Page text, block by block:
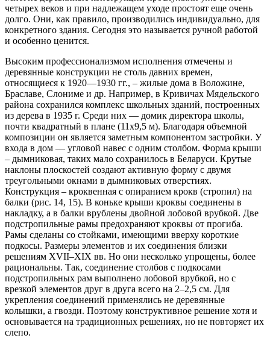
четырех веков и при надлежащем уходе простоят еще очень
долго. Они, как правило, производились индивидуально, для
конкретного здания. Сегодня это называется ручной работой
и особенно ценится.
Высоким профессионализмом исполнения отмечены и
деревянные конструкции не столь давних времен,
относящиеся к 1920—1930 гг., – жилые дома в Воложине,
Браславе, Слониме и др. Например, в Кривичах Мядельского
района сохранился комплекс школьных зданий, построенных
из дерева в 1935 г. Среди них — домик директора школы,
почти квадратный в плане (11х9,5 м). Благодаря объемной
композиции он является заметным компонентом застройки. У
входа в дом — угловой навес с одним столбом. Форма крыши
– дымниковая, таких мало сохранилось в Беларуси. Крутые
наклоны плоскостей создают активную форму с двумя
треугольными окнами в дымниковых отверстиях.
Конструкция – кроквенная с опиранием крокв (стропил) на
балки (рис. 14, 15). В коньке крыши кроквы соединены в
накладку, а в балки врублены двойной лобовой врубкой. Две
подстропильные рамы предохраняют кроквы от прогиба.
Рамы сделаны со стойками, имеющими вверху короткие
подкосы. Размеры элементов и их соединения близки
решениям XVII–XIX вв. Но они несколько упрощены, более
рациональны. Так, соединение столбов с подкосами
подстропильных рам выполнено лобовой врубкой, но с
врезкой элементов друг в друга всего на 2–2,5 см. Для
укрепления соединений применялись не деревянные
колышки, а гвозди. Поэтому конструктивное решение хотя и
основывается на традиционных решениях, но не повторяет их
слепо.